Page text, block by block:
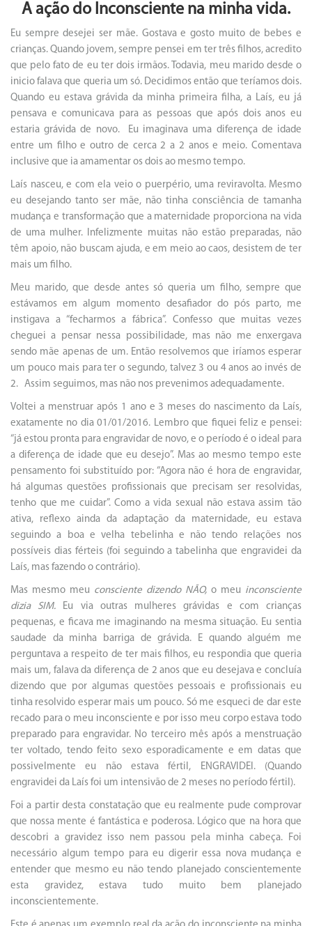
A ação do Inconsciente na minha vida.
Eu sempre desejei ser mãe. Gostava e gosto muito de bebes e
crianças. Quando jovem, sempre pensei em ter três filhos, acredito
que pelo fato de eu ter dois irmãos. Todavia, meu marido desde o
inicio falava que queria um só. Decidimos então que teríamos dois.
Quando eu estava grávida da minha primeira filha, a Laís, eu já
pensava e comunicava para as pessoas que após dois anos eu
estaria grávida de novo. Eu imaginava uma diferença de idade
entre um filho e outro de cerca 2 a 2 anos e meio. Comentava
inclusive que ia amamentar os dois ao mesmo tempo.
Laís nasceu, e com ela veio o puerpério, uma reviravolta. Mesmo
eu desejando tanto ser mãe, não tinha consciência de tamanha
mudança e transformação que a maternidade proporciona na vida
de uma mulher. Infelizmente muitas não estão preparadas, não
têm apoio, não buscam ajuda, e em meio ao caos, desistem de ter
mais um filho.
Meu marido, que desde antes só queria um filho, sempre que
estávamos em algum momento desafiador do pós parto, me
instigava a “fecharmos a fábrica”. Confesso que muitas vezes
cheguei a pensar nessa possibilidade, mas não me enxergava
sendo mãe apenas de um. Então resolvemos que iríamos esperar
um pouco mais para ter o segundo, talvez 3 ou 4 anos ao invés de
2. Assim seguimos, mas não nos prevenimos adequadamente.
Voltei a menstruar após 1 ano e 3 meses do nascimento da Laís,
exatamente no dia 01/01/2016. Lembro que fiquei feliz e pensei:
“já estou pronta para engravidar de novo, e o período é o ideal para
a diferença de idade que eu desejo”. Mas ao mesmo tempo este
pensamento foi substituído por: “Agora não é hora de engravidar,
há algumas questões profissionais que precisam ser resolvidas,
tenho que me cuidar”. Como a vida sexual não estava assim tão
ativa, reflexo ainda da adaptação da maternidade, eu estava
seguindo a boa e velha tebelinha e não tendo relações nos
possíveis dias férteis (foi seguindo a tabelinha que engravidei da
Laís, mas fazendo o contrário).
Mas mesmo meu consciente dizendo NÃO, o meu inconsciente
dizia SIM.
Eu via outras mulheres grávidas e com crianças
pequenas, e ficava me imaginando na mesma situação. Eu sentia
saudade da minha barriga de grávida. E quando alguém me
perguntava a respeito de ter mais filhos, eu respondia que queria
mais um, falava da diferença de 2 anos que eu desejava e concluía
dizendo que por algumas questões pessoais e profissionais eu
tinha resolvido esperar mais um pouco. Só me esqueci de dar este
recado para o meu inconsciente e por isso meu corpo estava todo
preparado para engravidar. No terceiro mês após a menstruação
ter voltado, tendo feito sexo esporadicamente e em datas que
possivelmente eu não estava fértil, ENGRAVIDEI. (Quando
engravidei da Laís foi um intensivão de 2 meses no período fértil).
Foi a partir desta constatação que eu realmente pude comprovar
que nossa mente é fantástica e poderosa. Lógico que na hora que
descobri a gravidez isso nem passou pela minha cabeça. Foi
necessário algum tempo para eu digerir essa nova mudança e
entender que mesmo eu não tendo planejado conscientemente
esta gravidez, estava tudo muito bem planejado
inconscientemente.